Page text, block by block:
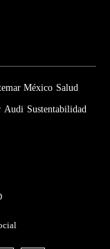
México Salud
Audi Sustentabilidad